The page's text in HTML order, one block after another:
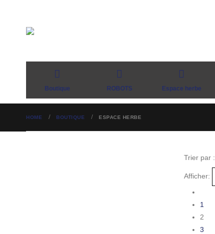
Boutique ROBOTS Espace herbe
HOME BOUTIQUE ESPACE HERBE
Trier par :
Afficher:
1
2
3